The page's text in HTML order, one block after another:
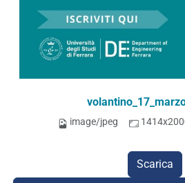
image/jpeg
Scarica